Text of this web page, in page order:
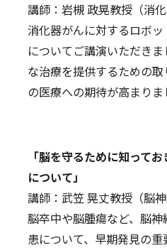
講師：岩槻 政晃教授（消化
消化器がんに対するロボ
についてご講演いただき
な治療を提供するための
の医療への期待が高まりま
「脳を守るために知って
について」
講師：武笠 晃丈教授（脳神
脳卒中や脳腫瘍など、脳
患について、早期発見の